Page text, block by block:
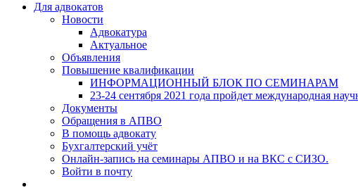
Для адвокатов
Новости
Адвокатура
Актуальное
Объявления
Повышение квалификации
ИНФОРМАЦИОННЫЙ БЛОК ПО СЕМИНАРАМ
23-24 сентября 2021 года пройдет международная
Документы
Обращения в АПВО
В помощь адвокату
Бухгалтерский учёт
Онлайн-запись на семинары АПВО и на ВКС с СИЗО.
Войти в почту